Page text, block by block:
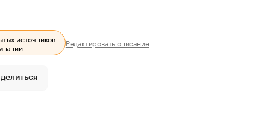
источников.
Редактировать описание